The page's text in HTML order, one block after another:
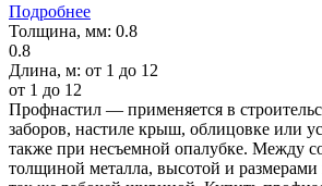
Подробнее
Толщина, мм: 0.8
0.8
Длина, м: от 1 до 12
от 1 до 12
Профнастил — применяется в
заборов, настиле крыш, облицовке или
также при несъемной опалубке. Между
толщиной металла, высотой и